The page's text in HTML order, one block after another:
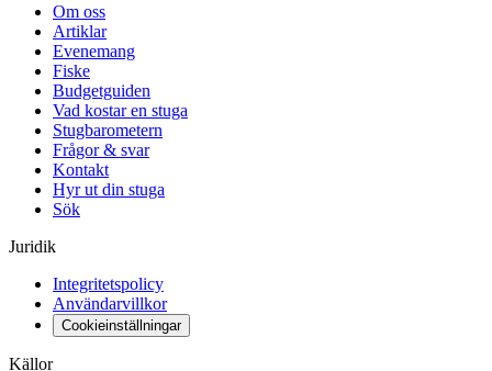
Om oss
Artiklar
Evenemang
Fiske
Budgetguiden
Vad kostar en stuga
Stugbarometern
Frågor & svar
Kontakt
Hyr ut din stuga
Sök
Juridik
Integritetspolicy
Användarvillkor
Cookieinställningar
Källor